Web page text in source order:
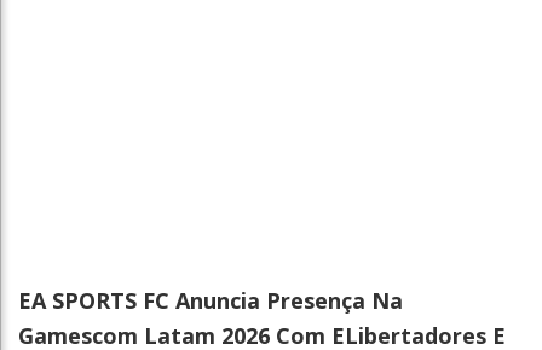
EA SPORTS FC Anuncia Presença Na
Gamescom Latam 2026 Com ELibertadores E